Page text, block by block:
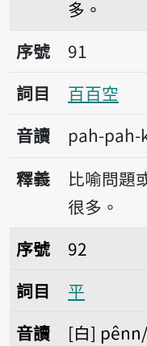
多。
序號91百百空
序號
91
詞目
百百空
音讀
pah-pah-
釋義 比喻問題
很多。
序號92平
序號
92
詞目
平
音讀
白